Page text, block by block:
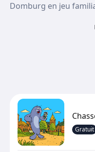
Domburg en jeu
Gratuit